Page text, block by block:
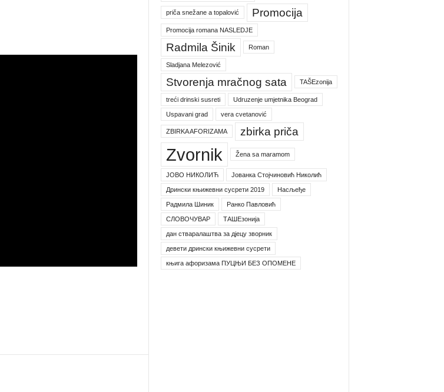
priča snežane a topalović Promocija
Promocija romana NASLEDJE
Radmila Šinik Roman
Sladjana Melezović
Stvorenja mračnog sata TAŠEzonija
treći drinski susreti Udruzenje umjetnika Beograd
Uspavani grad vera cvetanović
ZBIRKA AFORIZAMA zbirka priča
Zvornik Žena sa maramom
ЈОВО НИКОЛИЋ Јованка Стојчиновић Николић
Дрински књижевни сусрети 2019 Насљеђе
Радмила Шиник Ранко Павловић
СЛОВОЧУВАР ТАШЕзонија
дан стваралаштва за дјецу зворник
девети дрински књижевни сусрети
књига афоризама ПУЦЊИ БЕЗ ОПОМЕНЕ